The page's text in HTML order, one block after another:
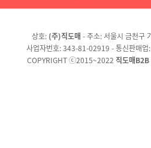
상호: (주)직도매 - 주소: 서울시 금천구
사업자번호: 343-81-02919 - 통신판매
COPYRIGHT ⓒ2015~2022 직도매B2B